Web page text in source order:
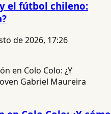
el fútbol chileno:
de 2026, 17:26